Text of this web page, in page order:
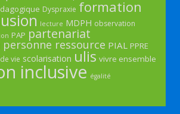
Dyspraxie formation
lecture MDPH observation
PAP partenariat
personne ressource PIAL PPRE
vie scolarisation ulis vivre ensemble
inclusive égalité